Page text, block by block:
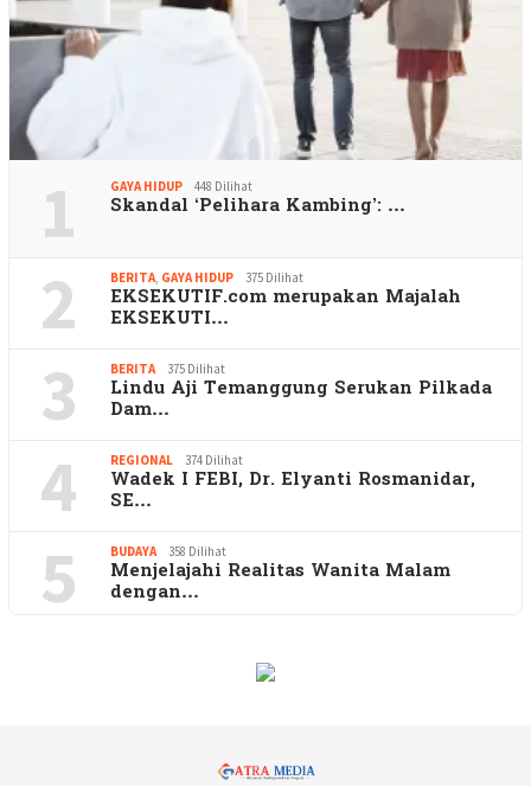
1 GAYA HIDUP 448 Dilihat
Skandal ‘Pelihara Kambing’: …
2 BERITA, GAYA HIDUP 375 Dilihat
EKSEKUTIF.com merupakan Majalah
EKSEKUTI…
3 BERITA 375 Dilihat
Lindu Aji Temanggung Serukan Pilkada
Dam…
4 REGIONAL 374 Dilihat
Wadek I FEBI, Dr. Elyanti Rosmanidar,
SE…
5 BUDAYA 358 Dilihat
Menjelajahi Realitas Wanita Malam
dengan…